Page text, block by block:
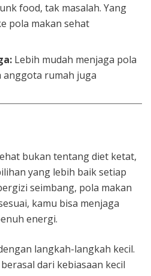
food, tak masalah. Yang
pola makan sehat
Lebih mudah menjaga pola
anggota rumah juga
bukan tentang diet ketat,
yang lebih baik setiap
seimbang, pola makan
kamu bisa menjaga
energi.
langkah-langkah kecil.
dari kebiasaan kecil